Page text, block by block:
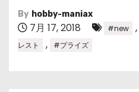
By hobby-maniax
7月 17, 2018 #new ,
レスト
, #プライズ